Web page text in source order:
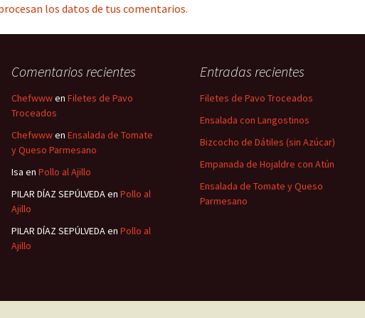
los datos de tus comentarios.
Comentarios recientes
Chefwwwen Filetes de Pavo
Troceados
Chefwwwen Ensalada de Tomate
y Queso Parmesano
Isa en Pollo al Ajillo
PILAR DÍAZ SEPÚLVEDAen Pollo al
Ajillo
PILAR DÍAZ SEPÚLVEDAen Pollo al
Ajillo
Entradas recientes
Filetes de Pavo Troceados
Ensalada con Langostinos
Bizcocho de Dátiles (sin Azúcar)
Empanada de Hojaldre con Atún
Ensalada de Tomate y Queso
Parmesano